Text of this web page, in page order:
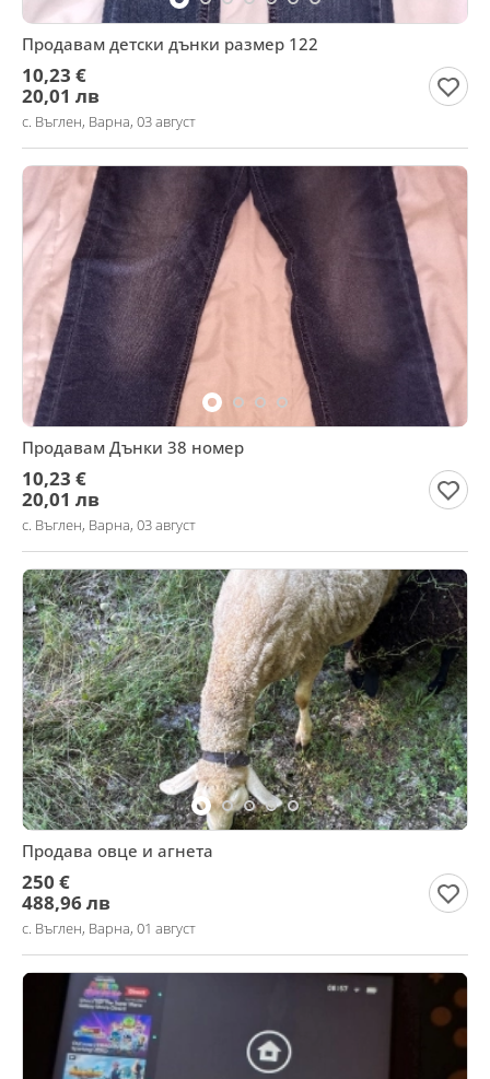
Продавам детски дънки размер 122
10,23 €
20,01 лв
с. Въглен, Варна, 03 август
Продавам Дънки 38 номер
10,23 €
20,01 лв
с. Въглен, Варна, 03 август
Продава овце и агнета
250 €
488,96 лв
с. Въглен, Варна, 01 август